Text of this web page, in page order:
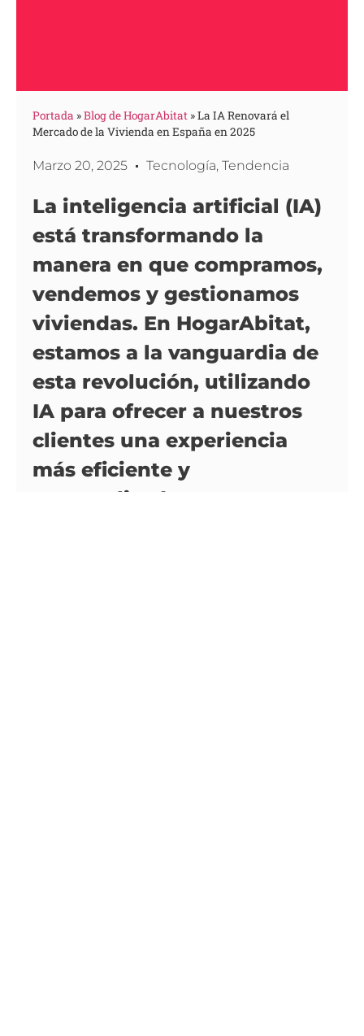
Portada »Blog de HogarAbitat »La IA Renovará el
Mercado de la Vivienda en España en 2025
Marzo 20, 2025 Tecnología, Tendencia
La inteligencia artificial (IA)
está transformando la
manera en que compramos,
vendemos y gestionamos
viviendas. En HogarAbitat,
estamos a la vanguardia de
esta revolución, utilizando
IA para ofrecer a nuestros
clientes una experiencia
más eficiente y
personalizada.